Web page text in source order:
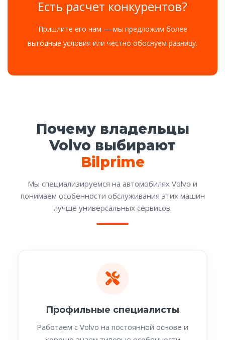
Есть расчет конкурентов?
Пришлите его нам — мы предложим более
выгодные условия или честно обоснуем разницу.
Почему владельцы
Volvo выбирают
Bilprime
Мы специализируемся на автомобилях Volvo и
понимаем особенности обслуживания этих машин
лучше универсальных сервисов.
Профильные специалисты
Работаем с Volvo на постоянной основе и